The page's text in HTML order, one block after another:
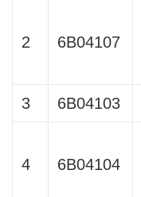
2 6В04107
3 6В04103
4 6В04104